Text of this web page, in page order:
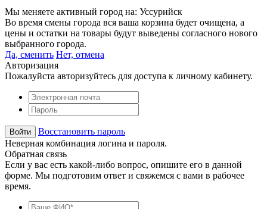
Мы меняете активный город на: Уссурийск
Во время смены города вся ваша корзина будет очищена, а
цены и остатки на товары будут выведены согласного нового
выбранного города.
Да, сменить Нет, отмена
Авторизация
Пожалуйста авторизуйтесь для доступа к личному кабинету.
Восстановить пароль
Неверная комбинация логина и пароля.
Обратная связь
Если у вас есть какой-либо вопрос, опишите его в данной
форме. Мы подготовим ответ и свяжемся с вами в рабочее
время.